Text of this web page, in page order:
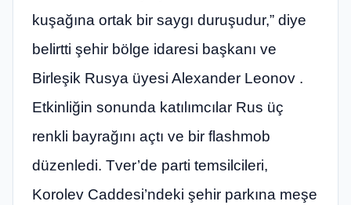
kuşağına ortak bir saygı duruşudur,” diye
belirtti şehir bölge idaresi başkanı ve
Birleşik Rusya üyesi Alexander Leonov .
Etkinliğin sonunda katılımcılar Rus üç
renkli bayrağını açtı ve bir flashmob
düzenledi. Tver’de parti temsilcileri,
Korolev Caddesi’ndeki şehir parkına meşe